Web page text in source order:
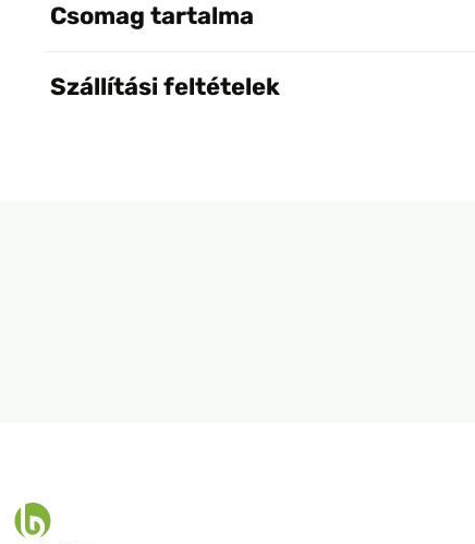
Csomag tartalma
Szállítási feltételek